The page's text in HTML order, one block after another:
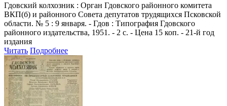
Гдовский колхозник : Орган Гдовского районного комитета
ВКП(б) и районного Совета депутатов трудящихся Псковской
области. № 5 : 9 января. - Гдов : Типография Гдовского
районного издательства, 1951. - 2 с. - Цена 15 коп. - 21-й год
издания
Читать Подробнее